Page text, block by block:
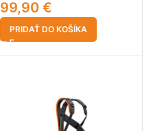
99,90 €
PRIDAŤ DO KOŠÍKA